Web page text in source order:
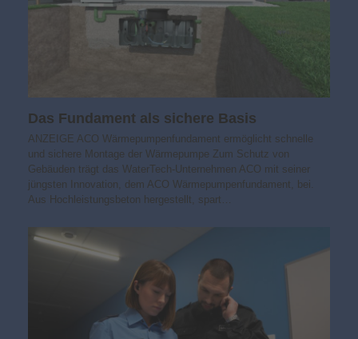
Das Fundament als sichere Basis
ANZEIGE ACO Wärmepumpenfundament ermöglicht schnelle
und sichere Montage der Wärmepumpe Zum Schutz von
Gebäuden trägt das WaterTech-Unternehmen ACO mit seiner
jüngsten Innovation, dem ACO Wärmepumpenfundament, bei.
Aus Hochleistungsbeton hergestellt, spart…